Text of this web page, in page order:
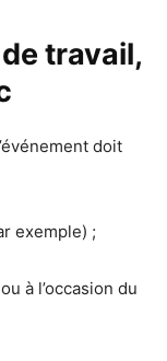
travail,
doit
exemple) ;
à l’occasion du